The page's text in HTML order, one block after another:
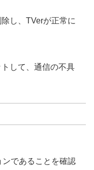
し、TVerが正常に
して、通信の不具
であることを確認